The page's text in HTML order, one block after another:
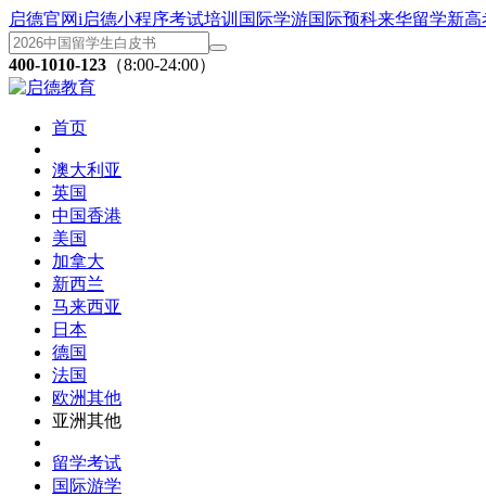
启德官网i启德小程序考试培训 国际学游国际预科来华留学新高
400-1010-123 （8:00-24:00）
首页
澳大利亚
英国
中国香港
美国
加拿大
新西兰
马来西亚
日本
德国
法国
欧洲其他
亚洲其他
留学考试
国际游学